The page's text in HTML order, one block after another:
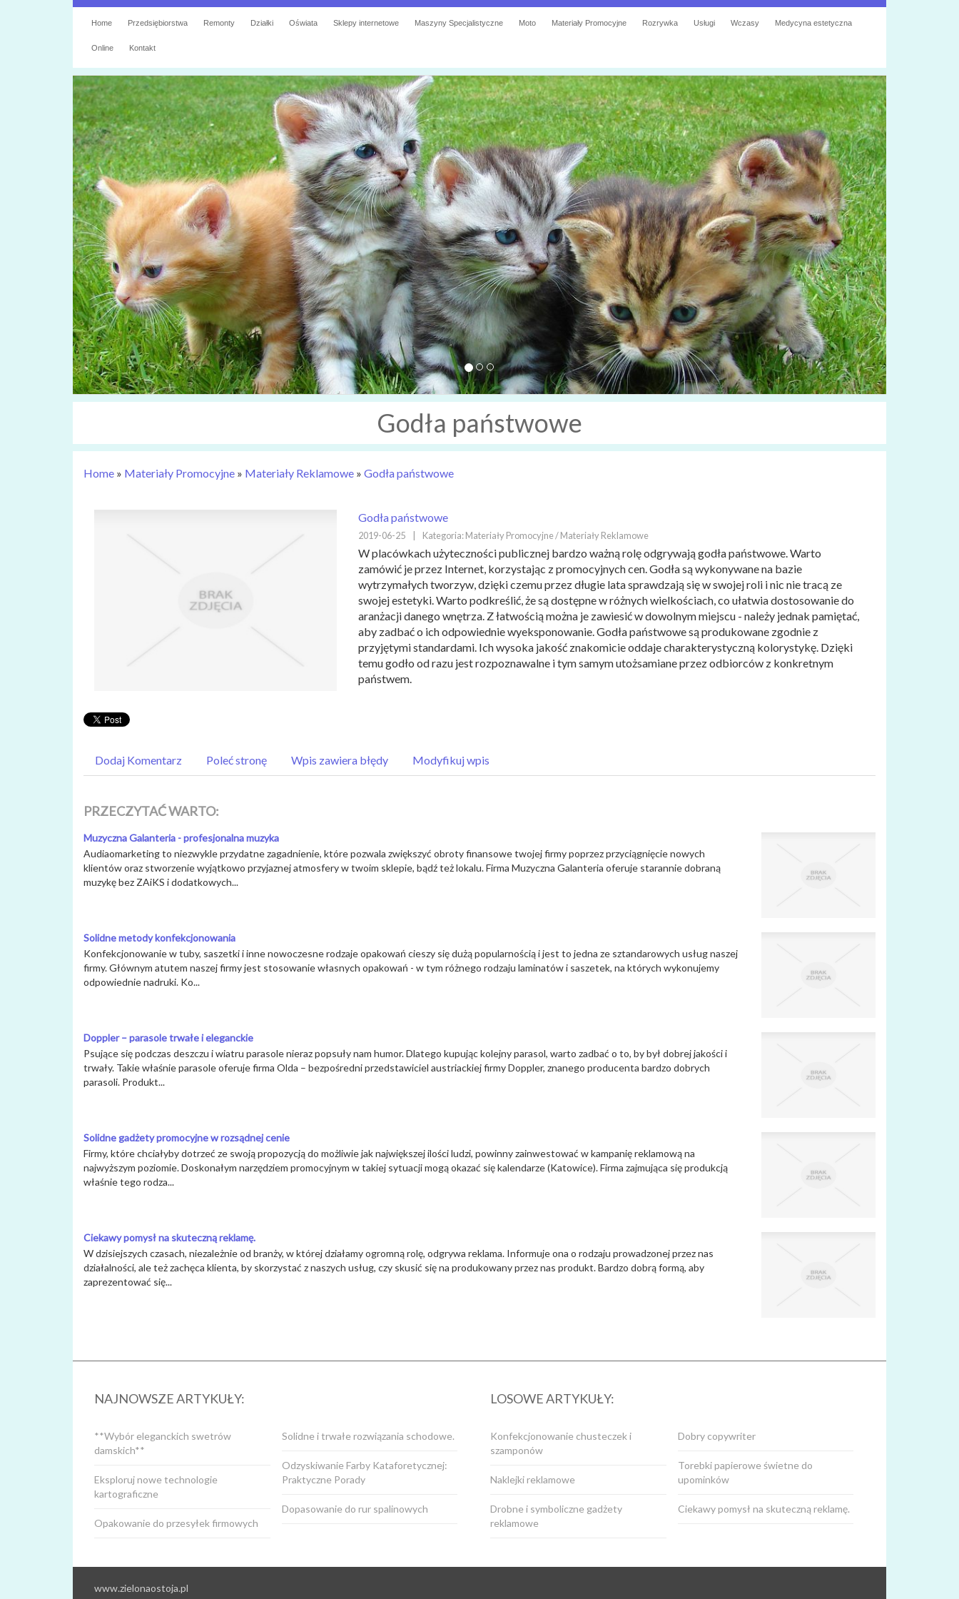
Home Przedsiębiorstwa Remonty Działki Oświata Sklepy internetowe Maszyny Specjalistyczne Moto Materiały Promocyjne Rozrywka Usługi Wczasy Medycyna estetyczna
Online Kontakt
Godła państwowe
Home » Materiały Promocyjne » Materiały Reklamowe » Godła państwowe
Godła państwowe
2019-06-25 | Kategoria: Materiały Promocyjne / Materiały Reklamowe
W placówkach użyteczności publicznej bardzo ważną rolę odgrywają godła państwowe. Warto
zamówić je przez Internet, korzystając z promocyjnych cen. Godła są wykonywane na bazie
wytrzymałych tworzyw, dzięki czemu przez długie lata sprawdzają się w swojej roli i nic nie tracą ze
swojej estetyki. Warto podkreślić, że są dostępne w różnych wielkościach, co ułatwia dostosowanie do
aranżacji danego wnętrza. Z łatwością można je zawiesić w dowolnym miejscu - należy jednak pamiętać,
aby zadbać o ich odpowiednie wyeksponowanie. Godła państwowe są produkowane zgodnie z
przyjętymi standardami. Ich wysoka jakość znakomicie oddaje charakterystyczną kolorystykę. Dzięki
temu godło od razu jest rozpoznawalne i tym samym utożsamiane przez odbiorców z konkretnym
państwem.
Dodaj Komentarz Poleć stronę Wpis zawiera błędy Modyfikuj wpis
PRZECZYTAĆ WARTO:
Muzyczna Galanteria - profesjonalna muzyka
Audiaomarketing to niezwykle przydatne zagadnienie, które pozwala zwiększyć obroty finansowe twojej firmy poprzez przyciągnięcie nowych
klientów oraz stworzenie wyjątkowo przyjaznej atmosfery w twoim sklepie, bądź też lokalu. Firma Muzyczna Galanteria oferuje starannie dobraną
muzykę bez ZAiKS i dodatkowych...
Solidne metody konfekcjonowania
Konfekcjonowanie w tuby, saszetki i inne nowoczesne rodzaje opakowań cieszy się dużą popularnością i jest to jedna ze sztandarowych usług naszej
firmy. Głównym atutem naszej firmy jest stosowanie własnych opakowań - w tym różnego rodzaju laminatów i saszetek, na których wykonujemy
odpowiednie nadruki. Ko...
Doppler – parasole trwałe i eleganckie
Psujące się podczas deszczu i wiatru parasole nieraz popsuły nam humor. Dlatego kupując kolejny parasol, warto zadbać o to, by był dobrej jakości i
trwały. Takie właśnie parasole oferuje firma Olda – bezpośredni przedstawiciel austriackiej firmy Doppler, znanego producenta bardzo dobrych
parasoli. Produkt...
Solidne gadżety promocyjne w rozsądnej cenie
Firmy, które chciałyby dotrzeć ze swoją propozycją do możliwie jak największej ilości ludzi, powinny zainwestować w kampanię reklamową na
najwyższym poziomie. Doskonałym narzędziem promocyjnym w takiej sytuacji mogą okazać się kalendarze (Katowice). Firma zajmująca się produkcją
właśnie tego rodza...
Ciekawy pomysł na skuteczną reklamę.
W dzisiejszych czasach, niezależnie od branży, w której działamy ogromną rolę, odgrywa reklama. Informuje ona o rodzaju prowadzonej przez nas
działalności, ale też zachęca klienta, by skorzystać z naszych usług, czy skusić się na produkowany przez nas produkt. Bardzo dobrą formą, aby
zaprezentować się...
NAJNOWSZE ARTYKUŁY:
Solidne i trwałe rozwiązania schodowe.
**Wybór eleganckich swetrów
damskich**
Odzyskiwanie Farby Kataforetycznej:
Praktyczne Porady
Eksploruj nowe technologie
kartograficzne
Dopasowanie do rur spalinowych
Opakowanie do przesyłek firmowych
LOSOWE ARTYKUŁY:
Dobry copywriter
Konfekcjonowanie chusteczek i
szamponów
Torebki papierowe świetne do
upominków
Naklejki reklamowe
Ciekawy pomysł na skuteczną reklamę.
Drobne i symboliczne gadżety
reklamowe
www.zielonaostoja.pl